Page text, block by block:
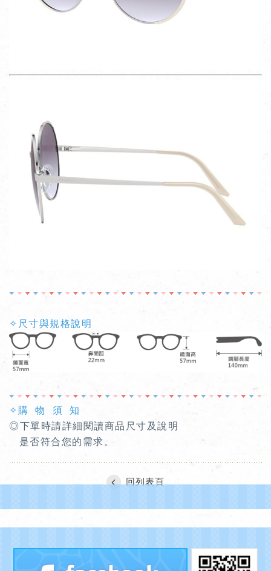
✧尺寸與規格說明
✧購 物 須 知
◎下單時請詳細閱讀商品尺寸及說明
是否符合您的需求。
回列表頁